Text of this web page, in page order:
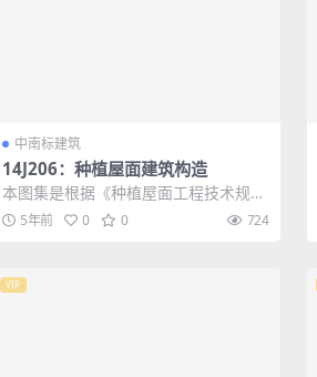
中南标建筑
14J206：种植屋面建筑构造
本图集是根据《种植屋面工程技术规
程》JGJ 155-2013编制的，适用于新
建、...
5年前 0 0 724
VIP